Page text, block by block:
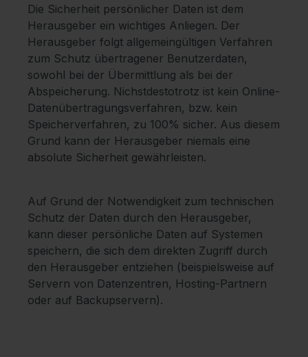
Die Sicherheit persönlicher Daten ist dem
Herausgeber ein wichtiges Anliegen. Der
Herausgeber folgt allgemeingültigen Verfahren
zum Schutz übertragener Benutzerdaten,
sowohl bei der Übermittlung als bei der
Abspeicherung. Nichstdestotrotz ist kein Online-
Datenübertragungsverfahren, bzw. kein
Speicherverfahren, zu 100% sicher. Aus diesem
Grund kann der Herausgeber niemals eine
absolute Sicherheit gewährleisten.
Auf Grund der Notwendigkeit zum technischen
Schutz der Daten durch den Herausgeber,
kann dieser persönliche Daten auf Systemen
speichern, die sich dem direkten Zugriff durch
den Herausgeber entziehen (beispielsweise auf
Servern von Datenzentren, Hosting-Partnern
oder auf Backupservern).